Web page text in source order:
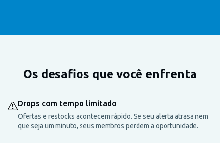
Os desafios que você enfrenta
Drops com tempo limitado
Ofertas e restocks acontecem rápido. Se seu alerta atrasa nem
que seja um minuto, seus membros perdem a oportunidade.